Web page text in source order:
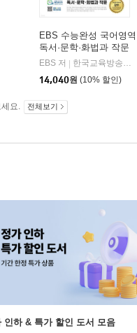
EBS 수능완성 국어영역
독서·문학·화법과 작문
(2026년)
EBS 저
한국교육방송공사
14,040원 (10% 할인)
요. 전체보기
인하 & 특가 할인 도서 모음